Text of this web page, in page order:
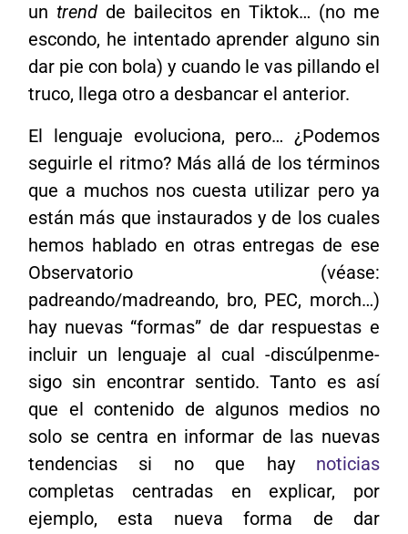
untrend de bailecitos en Tiktok… (no me
escondo, he intentado aprender alguno sin
dar pie con bola) y cuando le vas pillando el
truco, llega otro a desbancar el anterior.
El lenguaje evoluciona, pero… ¿Podemos
seguirle el ritmo? Más allá de los términos
que a muchos nos cuesta utilizar pero ya
están más que instaurados y de los cuales
hemos hablado en otras entregas de ese
Observatorio (véase:
padreando/madreando, bro, PEC, morch…)
hay nuevas “formas” de dar respuestas e
incluir un lenguaje al cual -discúlpenme-
sigo sin encontrar sentido. Tanto es así
que el contenido de algunos medios no
solo se centra en informar de las nuevas
tendencias si no que hay noticias
completas centradas en explicar, por
ejemplo, esta nueva forma de dar